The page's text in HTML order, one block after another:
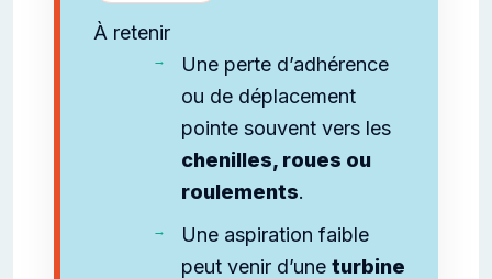
À retenir
Une perte d’adhérence
ou de déplacement
pointe souvent vers les
chenilles, roues ou
roulements.
Une aspiration faible
peut venir d’une turbine